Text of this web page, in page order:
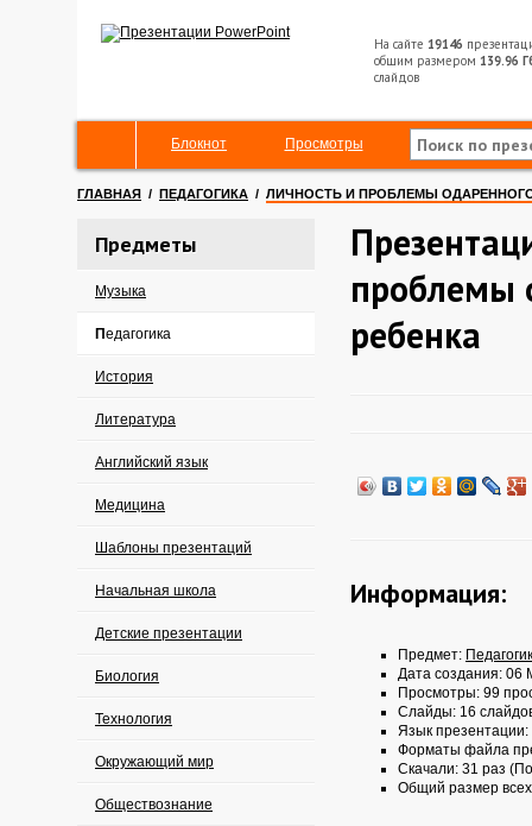
На сайте 19146
общим размером 139.96
слайдов
Блокнот Просмотры
ГЛАВНАЯ / ПЕДАГОГИКА / ЛИЧНОСТЬ И ПРОБЛЕМЫ
Предметы
Музыка
Педагогика
История
Литература
Английский язык
Медицина
Шаблоны презентаций
Начальная школа
Детские презентации
Биология
Технология
Окружающий мир
Обществознание
проблемы
ребенка
Информация:
Предмет:
Дата создания: 06
Просмотры: 99
Слайды: 16
Язык презентации:
Форматы файла
Скачали: 31 раз
Общий размер